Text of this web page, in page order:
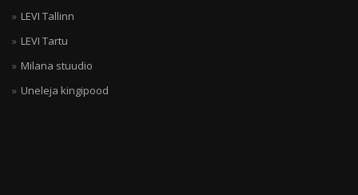
LEVI Tallinn
LEVI Tartu
Milana stuudio
Uneleja kingipood